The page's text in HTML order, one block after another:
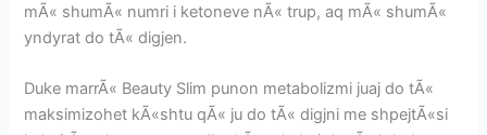
mÃ« shumÃ« numri i ketoneve nÃ« trup, aq mÃ« shumÃ«
yndyrat do tÃ« digjen.
Duke marrÃ« Beauty Slim punon metabolizmi juaj do tÃ«
maksimizohet kÃ«shtu qÃ« ju do tÃ« digjni me shpejtÃ«si